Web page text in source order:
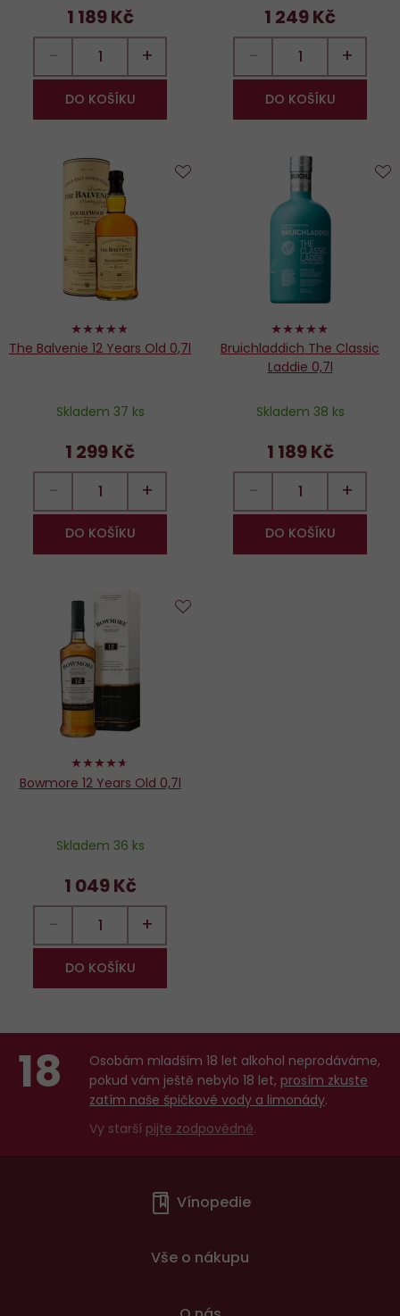
1 189 Kč
− +
DO KOŠÍKU
1 249 Kč
− +
DO KOŠÍKU
96%
The Balvenie 12 Years Old 0,7l
Skladem 37 ks
1 299 Kč
− +
DO KOŠÍKU
100%
Bruichladdich The Classic
Laddie 0,7l
Skladem 38 ks
1 189 Kč
− +
DO KOŠÍKU
92%
Bowmore 12 Years Old 0,7l
Skladem 36 ks
1 049 Kč
− +
DO KOŠÍKU
18
Osobám mladším 18 let alkohol neprodáváme,
pokud vám ještě nebylo 18 let, prosím zkuste
zatím naše špičkové vody a limonády.
Vy starší pijte zodpovědně.
Vínopedie
Vše o nákupu